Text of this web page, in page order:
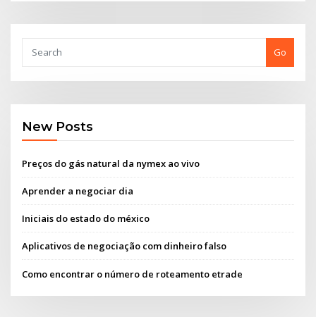
Go
New Posts
Preços do gás natural da nymex ao vivo
Aprender a negociar dia
Iniciais do estado do méxico
Aplicativos de negociação com dinheiro falso
Como encontrar o número de roteamento etrade